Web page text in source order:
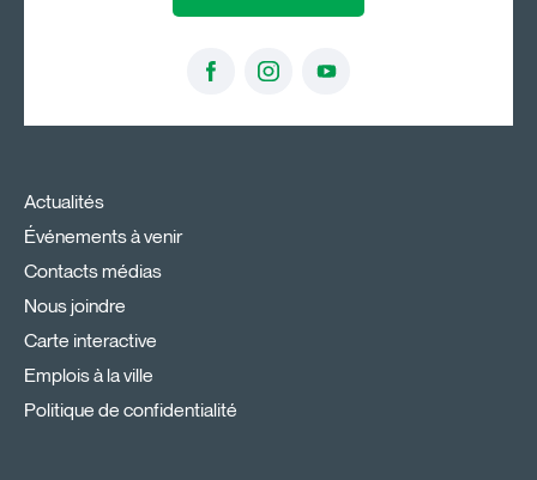
Actualités
Événements à venir
Contacts médias
Nous joindre
Carte interactive
Emplois à la ville
Politique de confidentialité